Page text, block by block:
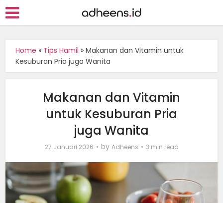
Home » Tips Hamil »Makanan dan Vitamin untuk
Kesuburan Pria juga Wanita
Makanan dan Vitamin
untuk Kesuburan Pria
juga Wanita
27 Januari 2026 by Adheens 3 min read